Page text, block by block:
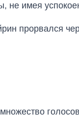
не имея
прорвался